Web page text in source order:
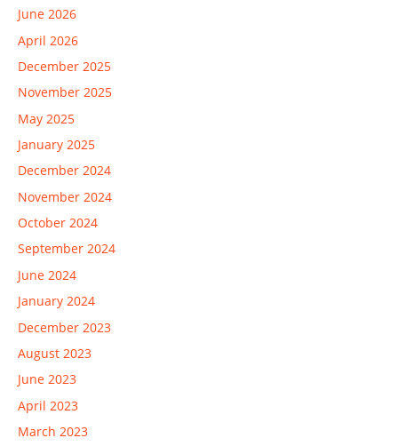
June 2026
April 2026
December 2025
November 2025
May 2025
January 2025
December 2024
November 2024
October 2024
September 2024
June 2024
January 2024
December 2023
August 2023
June 2023
April 2023
March 2023